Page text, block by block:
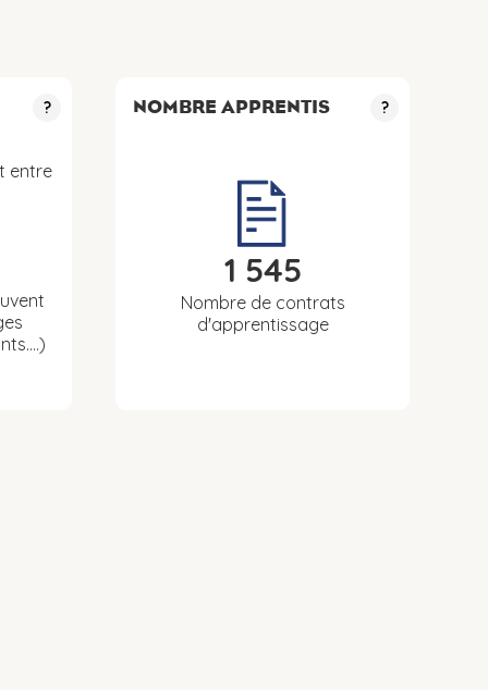
?
entre
NOMBRE APPRENTIS ?
1 545
Nombre de contrats
d'apprentissage